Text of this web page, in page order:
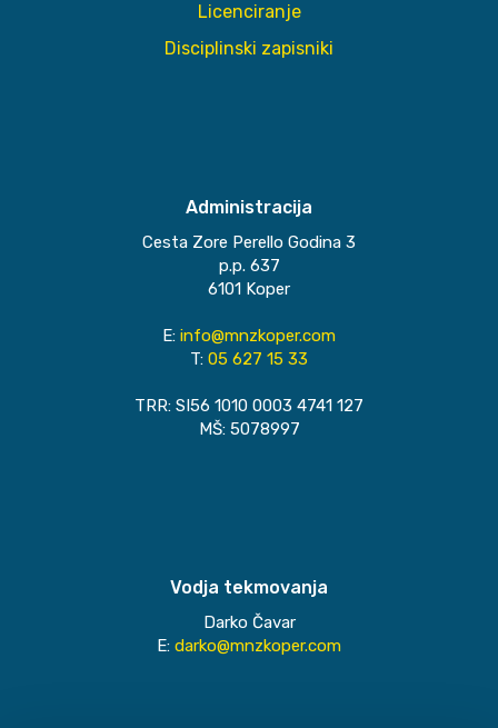
Licenciranje
Disciplinski zapisniki
Administracija
Cesta Zore Perello Godina 3
p.p. 637
6101 Koper
E: info@mnzkoper.com
T: 05 627 15 33
TRR: SI56 1010 0003 4741 127
MŠ: 5078997
Vodja tekmovanja
Darko Čavar
E: darko@mnzkoper.com